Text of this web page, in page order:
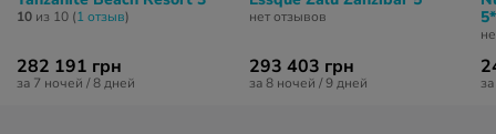
10 из 10 (1 отзыв)
282 191 грн
за 7 ночей / 8 дней
нет отзывов
293 403 грн
за 8 ночей / 9 дней
5*